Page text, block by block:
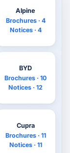
Alpine
Brochures · 4
Notices · 4
BYD
Brochures · 10
Notices · 12
Cupra
Brochures · 11
Notices · 11